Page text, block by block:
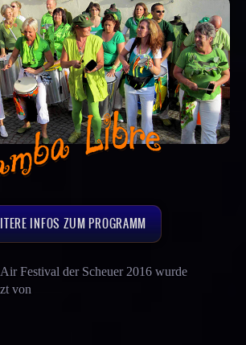
INFOS ZUM PROGRAMM
Festival der Scheuer 2016 wurde
von